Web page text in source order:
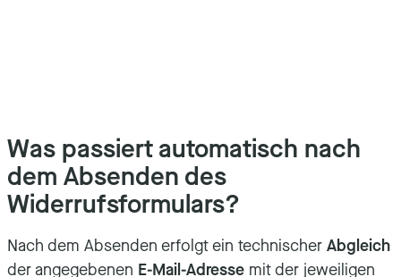
Was passiert automatisch nach
dem Absenden des
Widerrufsformulars?
Nach dem Absenden erfolgt ein technischer Abgleich
der angegebenen E-Mail-Adresse mit der jeweiligen